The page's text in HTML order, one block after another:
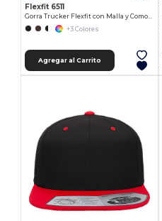
Flexfit 6511
Gorra Trucker Flexfit con Malla y Comodidad
+3 Colores
Agregar al Carrito